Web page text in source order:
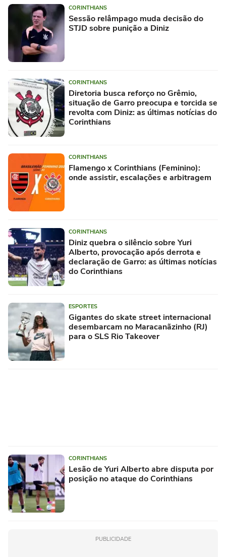
CORINTHIANS
Sessão relâmpago muda decisão do
STJD sobre punição a Diniz
CORINTHIANS
Diretoria busca reforço no Grêmio,
situação de Garro preocupa e torcida se
revolta com Diniz: as últimas notícias do
Corinthians
CORINTHIANS
Flamengo x Corinthians (Feminino):
onde assistir, escalações e arbitragem
CORINTHIANS
Diniz quebra o silêncio sobre Yuri
Alberto, provocação após derrota e
declaração de Garro: as últimas notícias
do Corinthians
ESPORTES
Gigantes do skate street internacional
desembarcam no Maracanãzinho (RJ)
para o SLS Rio Takeover
CORINTHIANS
Lesão de Yuri Alberto abre disputa por
posição no ataque do Corinthians
PUBLICIDADE